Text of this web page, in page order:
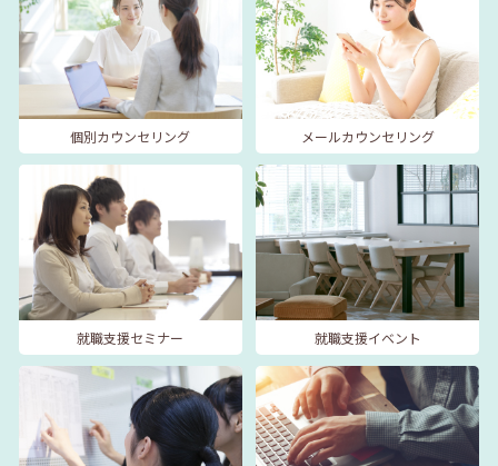
個別カウンセリング メールカウンセリング
就職支援セミナー 就職支援イベント